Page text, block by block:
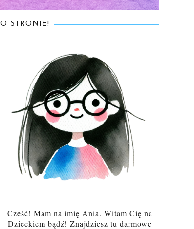
O STRONIE!
Cześć! Mam na imię Ania. Witam Cię na
Dzieckiem bądź! Znajdziesz tu darmowe